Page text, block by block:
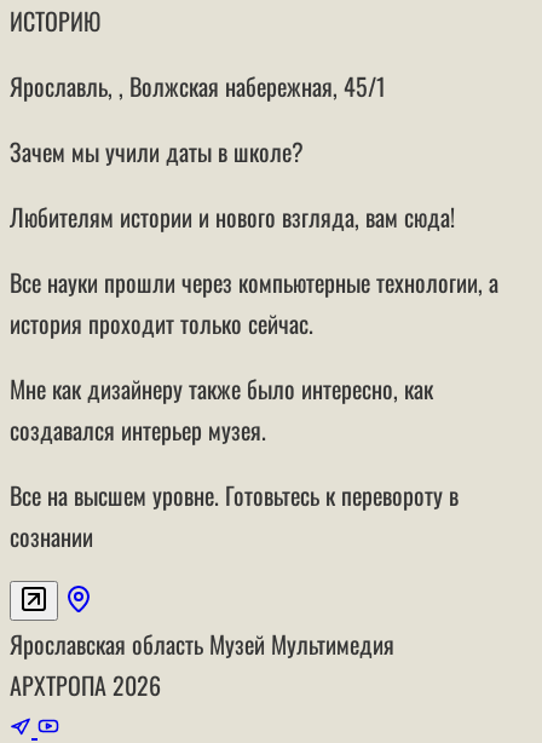
ИСТОРИЮ
Ярославль, , Волжская набережная, 45/1
Зачем мы учили даты в школе?
Любителям истории и нового взгляда, вам сюда!
Все науки прошли через компьютерные технологии, а
история проходит только сейчас.
Мне как дизайнеру также было интересно, как
создавался интерьер музея.
Все на высшем уровне. Готовьтесь к перевороту в
сознании
Ярославская область Музей Мультимедия
АРХТРОПА 2026